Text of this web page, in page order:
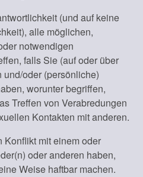
(und auf keine
alle möglichen,
notwendigen
falls Sie (auf oder über
oder (persönliche)
worunter begriffen,
Treffen von Verabredungen
Kontakten mit anderen.
Konflikt mit einem oder
oder anderen haben,
Weise haftbar machen.